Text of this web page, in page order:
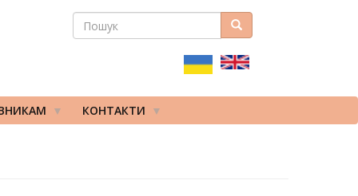
ПОШУКОВА
ПОШУК Пошук
КОНТАКТИ